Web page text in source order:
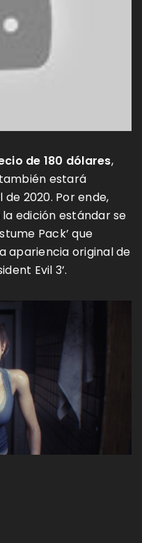
de 180 dólares,
estará
2020. Por ende,
edición estándar se
Pack’ que
apariencia original de
Evil 3’.